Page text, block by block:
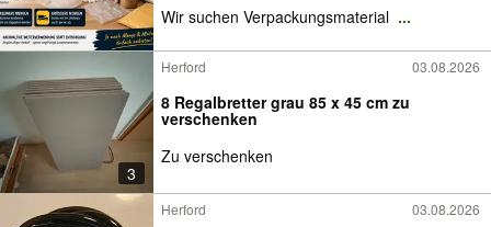
Wir suchen Verpackungsmaterial ...
3
Herford 03.08.2026
8 Regalbretter grau 85 x 45 cm zu
verschenken
Zu verschenken
Herford 03.08.2026